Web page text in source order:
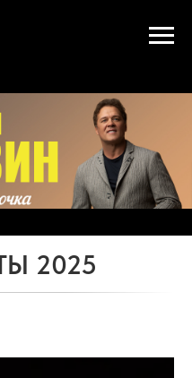
2025